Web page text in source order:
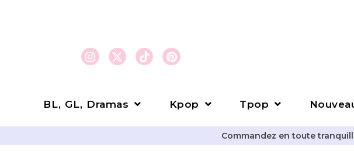
BL, GL, Dramas Kpop Tpop
Commandez en toute